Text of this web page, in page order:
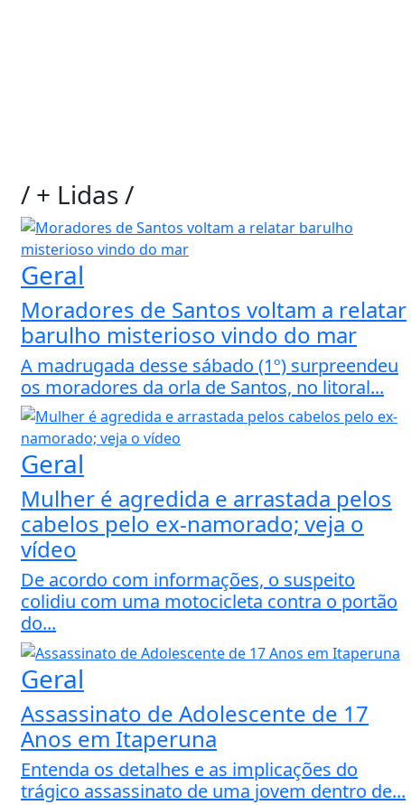
/ + Lidas/
Geral
Moradores de Santos voltam a relatar
barulho misterioso vindo do mar
A madrugada desse sábado (1º) surpreendeu
os moradores da orla de Santos, no litoral...
Geral
Mulher é agredida e arrastada pelos
cabelos pelo ex-namorado; veja o
vídeo
De acordo com informações, o suspeito
colidiu com uma motocicleta contra o portão
do...
Geral
Assassinato de Adolescente de 17
Anos em Itaperuna
Entenda os detalhes e as implicações do
trágico assassinato de uma jovem dentro de...